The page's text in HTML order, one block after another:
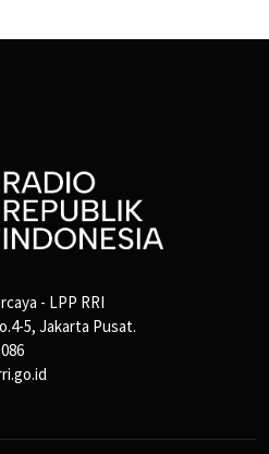
- LPP RRI
5, Jakarta Pusat.